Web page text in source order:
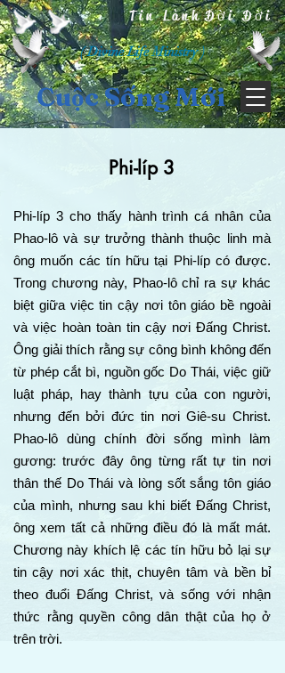
Tin Lành Đời Đời
( Divine Life Ministry )
Cuộc Sống Mới
Phi-líp 3
Phi-líp 3 cho thấy hành trình cá nhân của
Phao-lô và sự trưởng thành thuộc linh mà
ông muốn các tín hữu tại Phi-líp có được.
Trong chương này, Phao-lô chỉ ra sự khác
biệt giữa việc tin cậy nơi tôn giáo bề ngoài
và việc hoàn toàn tin cậy nơi Đấng Christ.
Ông giải thích rằng sự công bình không đến
từ phép cắt bì, nguồn gốc Do Thái, việc giữ
luật pháp, hay thành tựu của con người,
nhưng đến bởi đức tin nơi Giê-su Christ.
Phao-lô dùng chính đời sống mình làm
gương: trước đây ông từng rất tự tin nơi
thân thế Do Thái và lòng sốt sắng tôn giáo
của mình, nhưng sau khi biết Đấng Christ,
ông xem tất cả những điều đó là mất mát.
Chương này khích lệ các tín hữu bỏ lại sự
tin cậy nơi xác thịt, chuyên tâm và bền bỉ
theo đuổi Đấng Christ, và sống với nhận
thức rằng quyền công dân thật của họ ở
trên trời.